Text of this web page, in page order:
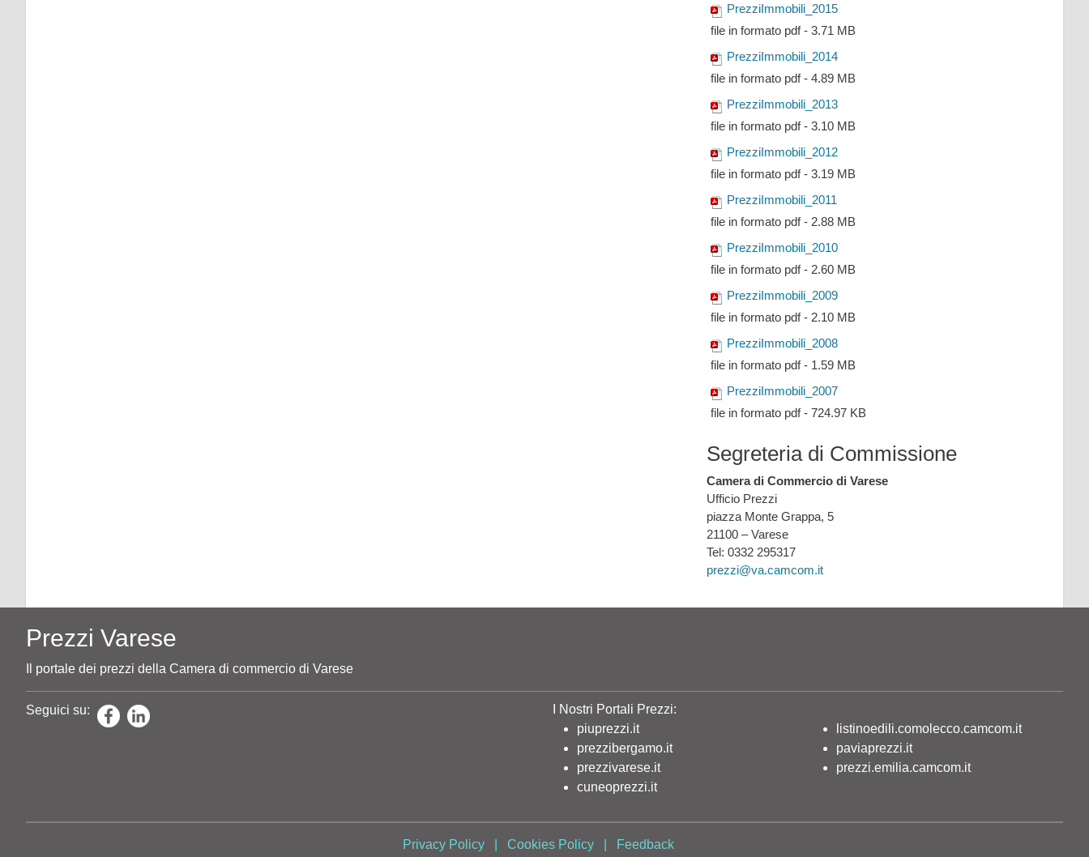
PrezziImmobili_2015
file in formato pdf - 3.71 MB
PrezziImmobili_2014
file in formato pdf - 4.89 MB
PrezziImmobili_2013
file in formato pdf - 3.10 MB
PrezziImmobili_2012
file in formato pdf - 3.19 MB
PrezziImmobili_2011
file in formato pdf - 2.88 MB
PrezziImmobili_2010
file in formato pdf - 2.60 MB
PrezziImmobili_2009
file in formato pdf - 2.10 MB
PrezziImmobili_2008
file in formato pdf - 1.59 MB
PrezziImmobili_2007
file in formato pdf - 724.97 KB
Segreteria di Commissione
Camera di Commercio di Varese
Ufficio Prezzi
piazza Monte Grappa, 5
21100 – Varese
Tel: 0332 295317
prezzi@va.camcom.it
Prezzi Varese
Il portale dei prezzi della Camera di commercio di Varese
Seguici su:
I Nostri Portali Prezzi:
piuprezzi.it
prezzibergamo.it
prezzivarese.it
cuneoprezzi.it
listinoedili.comolecco.camcom.it
paviaprezzi.it
prezzi.emilia.camcom.it
Privacy Policy| Cookies Policy| Feedback